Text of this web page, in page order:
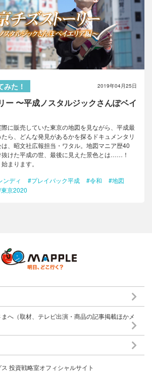
みた！ 2019年04月25日
ー 〜平成ノスタルジックさんぽベイ
に販売していた東京の地図を見ながら、平成最
ら、どんな発見があるかを探るドキュメンタリ
、昭文社広報担当・ワタル。地図マニア歴40
抜けた平成の世、最後に見えた景色とは……！
まります。
ンディ #プレイバック平成 #令和
#地図
京2020
へ（取材、テレビ出演・商品の記事掲載ほかメ
投資戦略室オフィシャルサイト